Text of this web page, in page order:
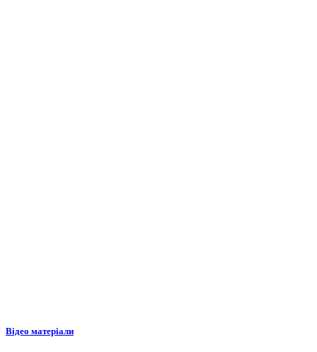
Відео матеріали